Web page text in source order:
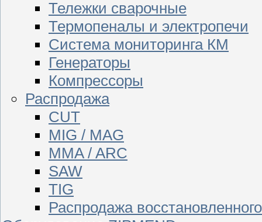
Тележки сварочные
Термопеналы и электропечи
Система мониторинга КМ
Генераторы
Компрессоры
Распродажа
CUT
MIG / MAG
MMA / ARC
SAW
TIG
Распродажа